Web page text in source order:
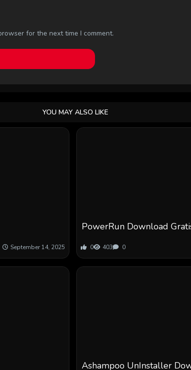
for the next time I comment.
YOU MAY ALSO LIKE
September 14, 2025
PowerRun Download
0 403 0
Ashampoo UnInstaller